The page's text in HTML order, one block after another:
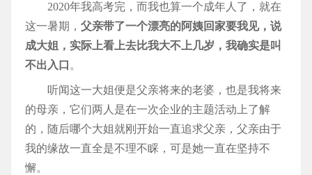
2020年我高考完，而我也算一个成年人了，就在
这一暑期， 父亲带了一个漂亮的阿姨回家要我见，说
成大姐，实际上看上去比我大不上几岁，我确实是叫
不出入口 。
听闻这一大姐便是父亲将来的老婆，也是我将来
的母亲，它们两人是在一次企业的主题活动上了解
的，随后哪个大姐就刚开始一直追求父亲，父亲由于
我的缘故一直全是不理不睬，可是她一直在坚持不
懈。